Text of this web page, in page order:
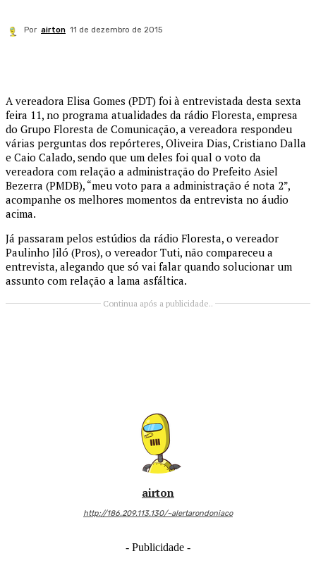
Por airton 11 de dezembro de 2015
A vereadora Elisa Gomes (PDT) foi à entrevistada desta sexta
feira 11, no programa atualidades da rádio Floresta, empresa
do Grupo Floresta de Comunicação, a vereadora respondeu
várias perguntas dos repórteres, Oliveira Dias, Cristiano Dalla
e Caio Calado, sendo que um deles foi qual o voto da
vereadora com relação a administração do Prefeito Asiel
Bezerra (PMDB), “meu voto para a administração é nota 2”,
acompanhe os melhores momentos da entrevista no áudio
acima.
Já passaram pelos estúdios da rádio Floresta, o vereador
Paulinho Jiló (Pros), o vereador Tuti, não compareceu a
entrevista, alegando que só vai falar quando solucionar um
assunto com relação a lama asfáltica.
Continua após a publicidade..
airton
http://186.209.113.130/~alertarondoniaco
- Publicidade -